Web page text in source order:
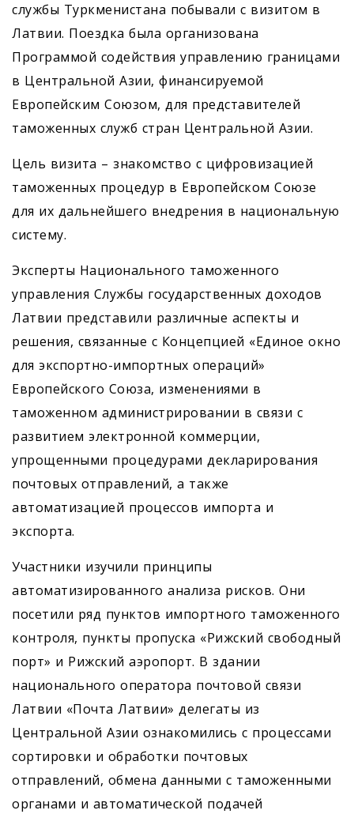
службы Туркменистана побывали с визитом в
Латвии. Поездка была организована
Программой содействия управлению границами
в Центральной Азии, финансируемой
Европейским Союзом, для представителей
таможенных служб стран Центральной Азии.
Цель визита – знакомство с цифровизацией
таможенных процедур в Европейском Союзе
для их дальнейшего внедрения в национальную
систему.
Эксперты Национального таможенного
управления Службы государственных доходов
Латвии представили различные аспекты и
решения, связанные с Концепцией «Единое окно
для экспортно-импортных операций»
Европейского Союза, изменениями в
таможенном администрировании в связи с
развитием электронной коммерции,
упрощенными процедурами декларирования
почтовых отправлений, а также
автоматизацией процессов импорта и
экспорта.
Участники изучили принципы
автоматизированного анализа рисков. Они
посетили ряд пунктов импортного таможенного
контроля, пункты пропуска «Рижский свободный
порт» и Рижский аэропорт. В здании
национального оператора почтовой связи
Латвии «Почта Латвии» делегаты из
Центральной Азии ознакомились с процессами
сортировки и обработки почтовых
отправлений, обмена данными с таможенными
органами и автоматической подачей